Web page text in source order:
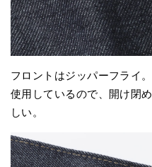
フロントはジッパーフライ
使用しているので、開け閉
しい。